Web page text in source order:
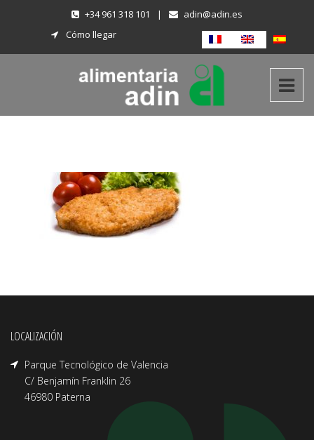
+34 961 318 101 |
adin@adin.es
Cómo llegar
LOCALIZACIÓN
Parque Tecnológico de Valencia
C/ Benjamín Franklin 26
46980 Paterna